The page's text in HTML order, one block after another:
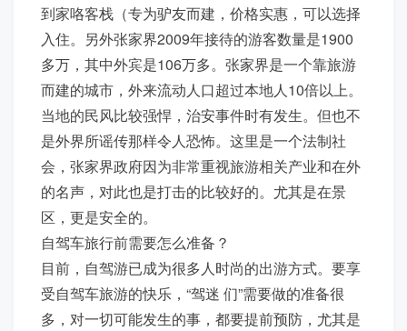
到家咯客栈（专为驴友而建，价格实惠，可以选择
入住。另外张家界2009年接待的游客数量是1900
多万，其中外宾是106万多。张家界是一个靠旅游
而建的城市，外来流动人口超过本地人10倍以上。
当地的民风比较强悍，治安事件时有发生。但也不
是外界所谣传那样令人恐怖。这里是一个法制社
会，张家界政府因为非常重视旅游相关产业和在外
的名声，对此也是打击的比较好的。尤其是在景
区，更是安全的。
自驾车旅行前需要怎么准备？
目前，自驾游已成为很多人时尚的出游方式。要享
受自驾车旅游的快乐，“驾迷 们”需要做的准备很
多，对一切可能发生的事，都要提前预防，尤其是